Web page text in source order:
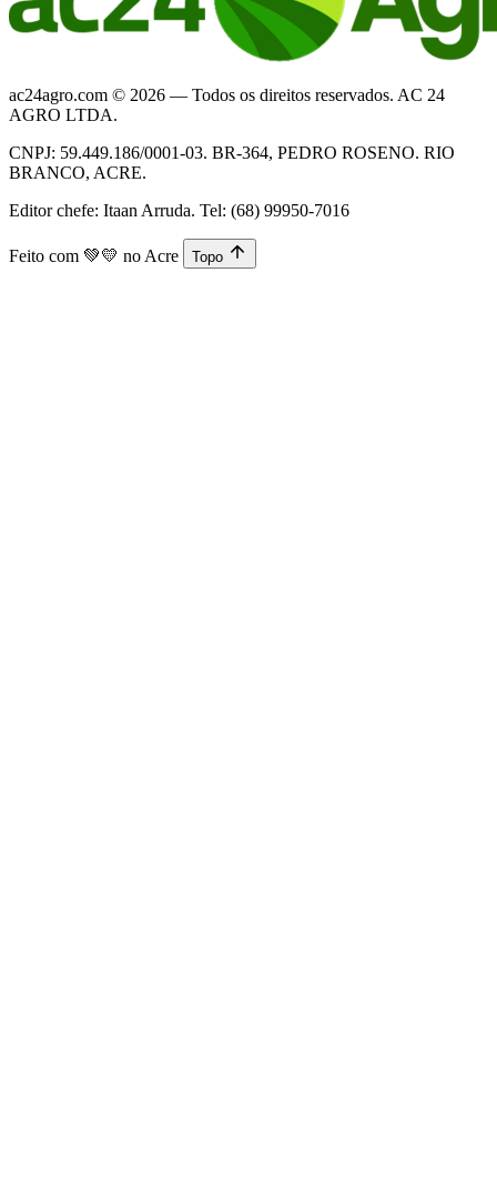
ac24agro.com © 2026 — Todos os direitos reservados. AC 24
AGRO LTDA.
CNPJ: 59.449.186/0001-03. BR-364, PEDRO ROSENO. RIO
BRANCO, ACRE.
Editor chefe: Itaan Arruda. Tel: (68) 99950-7016
Feito com 💚💛 no Acre Topo